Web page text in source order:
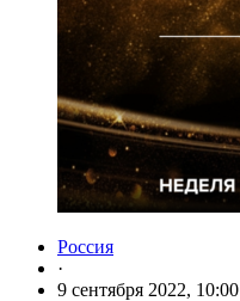
Россия
·
9 сентября 2022, 10:00